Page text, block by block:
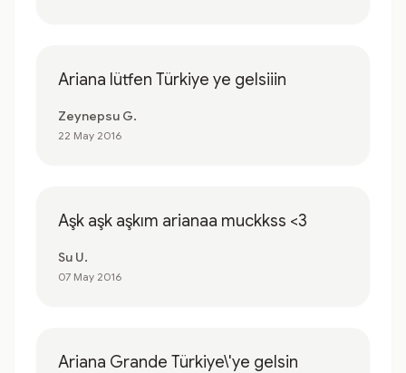
Ariana lütfen Türkiye ye gelsiiin
Zeynepsu G.
22 May 2016
Aşk aşk aşkım arianaa muckkss <3
Su U.
07 May 2016
Ariana Grande Türkiye\'ye gelsin